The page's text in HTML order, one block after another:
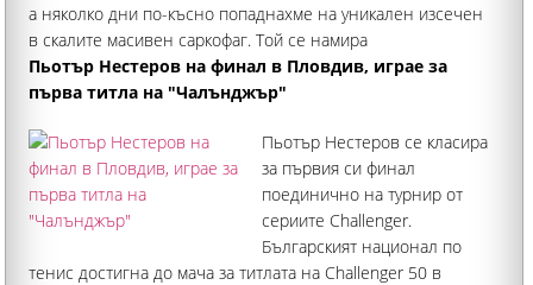
а няколко дни по-късно попаднахме на уникален изсечен
в скалите масивен саркофаг. Той се намира
непосредствено до известна отпреди скална гробница
Пьотър Нестеров на финал в Пловдив, играе за
първа титла на "Чалънджър"
Пьотър Нестеров се класира
за първия си финал
поединично на турнир от
сериите Challenger.
Българският национал по
тенис достигна до мача за титлата на Challenger 50 в